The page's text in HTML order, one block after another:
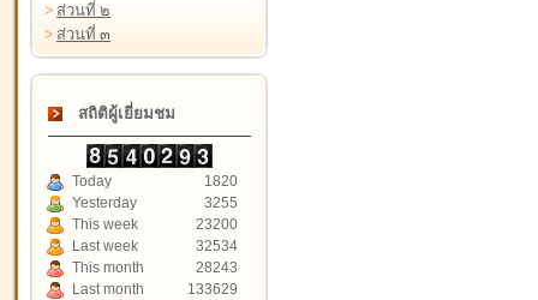
> ส่วนที่ ๒
> ส่วนที่ ๓
สถิติผู้เยี่ยมชม
Today
1820
Yesterday
3255
This week
23200
Last week
32534
This month
28243
Last month
133629